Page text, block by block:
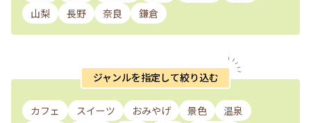
山梨
長野 奈良 鎌倉
ジャンルを指定して絞り込む
カフェ スイーツ おみやげ 景色
温泉